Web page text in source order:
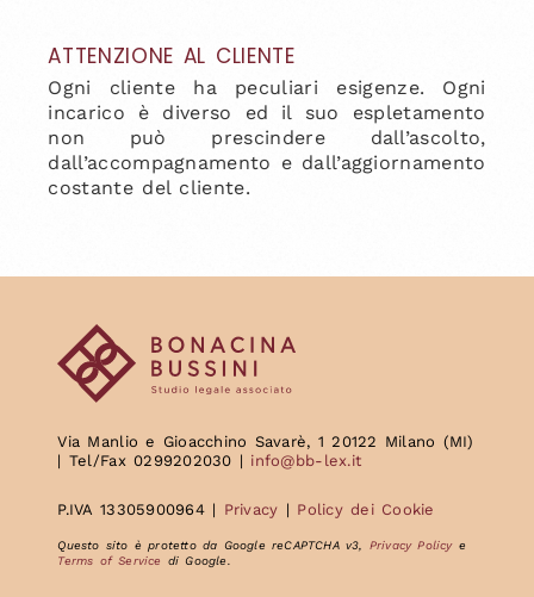
ATTENZIONE AL CLIENTE
Ogni cliente ha peculiari esigenze. Ogni
incarico è diverso ed il suo espletamento
non può prescindere dall’ascolto,
dall’accompagnamento e dall’aggiornamento
costante del cliente.
Via Manlio e Gioacchino Savarè, 1 20122 Milano (MI)
| Tel/Fax 0299202030 | info@bb-lex.it
P.IVA 13305900964 | Privacy | Policy dei Cookie
Questo sito è protetto da Google reCAPTCHA v3, Privacy Policye
Terms of Service
di Google.